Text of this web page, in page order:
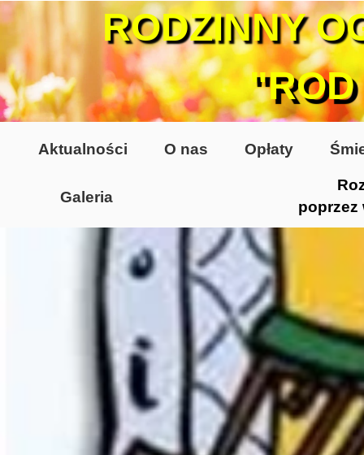
poprzez
Galeria
Lata 70-te, lata 80-te
Altany lata 70-te, 80-te
Dzień Działkowca 2005
Dzień Działkowca 2006
Dzień Działkowca 2012
Protest w Warszawie 2013
Aktualności O nas Opłaty
RODZINNY